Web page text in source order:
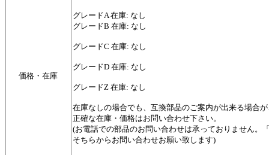
価格・在庫
グレードA 在庫: なし
グレードB 在庫: なし
グレードC 在庫: なし
グレードD 在庫: なし
グレードZ 在庫: なし
在庫なしの場合でも、互換部品のご案内が出来る場合
正確な在庫・価格はお問い合わせ下さい。
(お電話での部品のお問い合わせは承っておりません。
そちらからお問い合わせお願い致します)